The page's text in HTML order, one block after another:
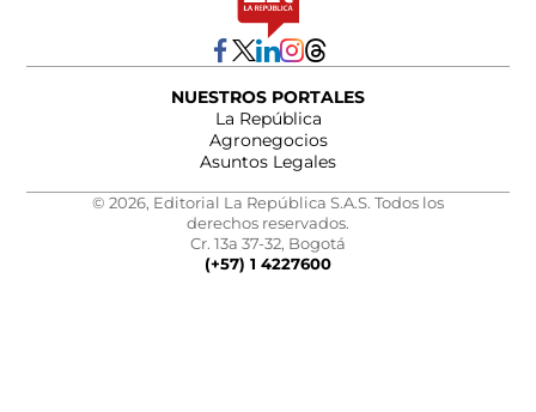
NUESTROS PORTALES
La República
Agronegocios
Asuntos Legales
© 2026, Editorial La República S.A.S. Todos los
derechos reservados.
Cr. 13a 37-32, Bogotá
(+57) 1 4227600